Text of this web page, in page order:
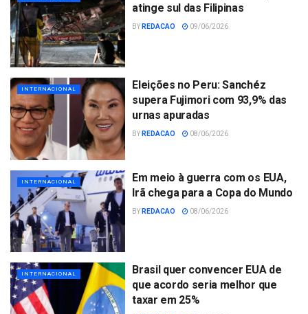
atinge sul das Filipinas
BY REDACAO 09/06/2026
INTERNACIONAL
Eleições no Peru: Sanchéz
supera Fujimori com 93,9% das
urnas apuradas
BY REDACAO 08/06/2026
INTERNACIONAL
Em meio à guerra com os EUA,
Irã chega para a Copa do Mundo
BY REDACAO 08/06/2026
INTERNACIONAL
Brasil quer convencer EUA de
que acordo seria melhor que
taxar em 25%